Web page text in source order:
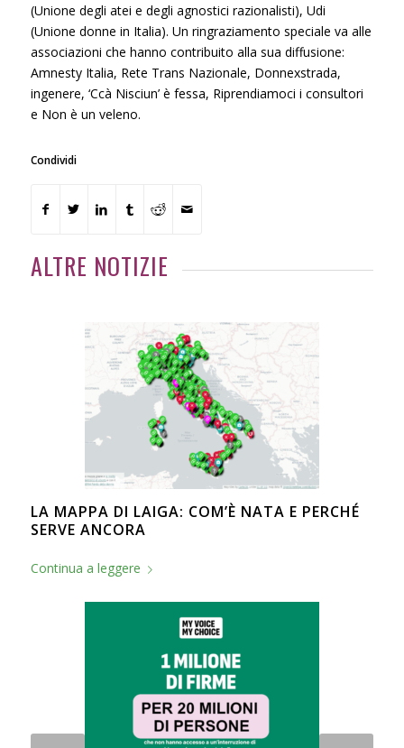
(Unione degli atei e degli agnostici razionalisti), Udi
(Unione donne in Italia). Un ringraziamento speciale va alle
associazioni che hanno contribuito alla sua diffusione:
Amnesty Italia, Rete Trans Nazionale, Donnexstrada,
ingenere, ‘Ccà Nisciun’ è fessa, Riprendiamoci i consultori
e Non è un veleno.
Condividi
ALTRE NOTIZIE
LA MAPPA DI LAIGA: COM’È NATA E PERCHÉ
SERVE ANCORA
Continua a leggere